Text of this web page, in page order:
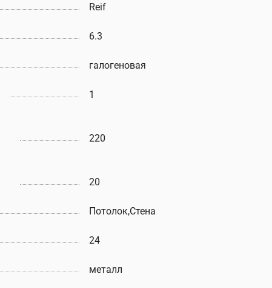
Reif
6.3
галогеновая
1
220
20
Потолок,Стена
24
металл